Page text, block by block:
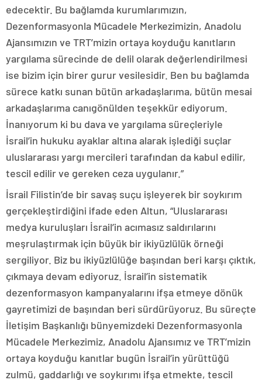
edecektir. Bu bağlamda kurumlarımızın,
Dezenformasyonla Mücadele Merkezimizin, Anadolu
Ajansımızın ve TRT’mizin ortaya koyduğu kanıtların
yargılama sürecinde de delil olarak değerlendirilmesi
ise bizim için birer gurur vesilesidir. Ben bu bağlamda
sürece katkı sunan bütün arkadaşlarıma, bütün mesai
arkadaşlarıma canıgönülden teşekkür ediyorum.
İnanıyorum ki bu dava ve yargılama süreçleriyle
İsrail’in hukuku ayaklar altına alarak işlediği suçlar
uluslararası yargı mercileri tarafından da kabul edilir,
tescil edilir ve gereken ceza uygulanır.”
İsrail Filistin’de bir savaş suçu işleyerek bir soykırım
gerçekleştirdiğini ifade eden Altun, “Uluslararası
medya kuruluşları İsrail’in acımasız saldırılarını
meşrulaştırmak için büyük bir ikiyüzlülük örneği
sergiliyor. Biz bu ikiyüzlülüğe başından beri karşı çıktık,
çıkmaya devam ediyoruz. İsrail’in sistematik
dezenformasyon kampanyalarını ifşa etmeye dönük
gayretimizi de başından beri sürdürüyoruz. Bu süreçte
İletişim Başkanlığı bünyemizdeki Dezenformasyonla
Mücadele Merkezimiz, Anadolu Ajansımız ve TRT’mizin
ortaya koyduğu kanıtlar bugün İsrail’in yürüttüğü
zulmü, gaddarlığı ve soykırımı ifşa etmekte, tescil